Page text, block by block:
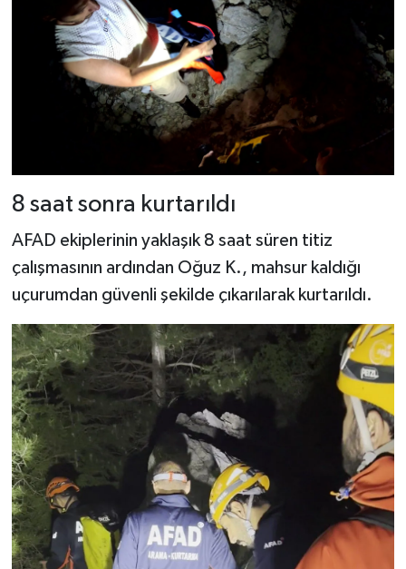
8 saat sonra kurtarıldı
AFAD ekiplerinin yaklaşık 8 saat süren titiz
çalışmasının ardından Oğuz K., mahsur kaldığı
uçurumdan güvenli şekilde çıkarılarak kurtarıldı.